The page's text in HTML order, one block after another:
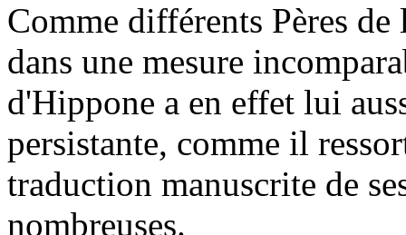
Comme différents Pères
dans une mesure
d'Hippone a en effet lui
persistante, comme il
traduction manuscrite de
nombreuses.